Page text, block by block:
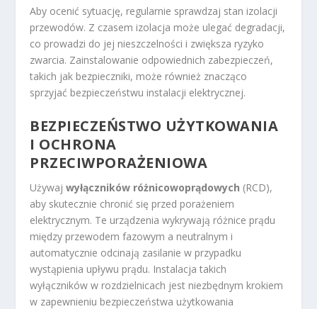
Aby ocenić sytuację, regularnie sprawdzaj stan izolacji
przewodów. Z czasem izolacja może ulegać degradacji,
co prowadzi do jej nieszczelności i zwiększa ryzyko
zwarcia. Zainstalowanie odpowiednich zabezpieczeń,
takich jak bezpieczniki, może również znacząco
sprzyjać bezpieczeństwu instalacji elektrycznej.
BEZPIECZEŃSTWO UŻYTKOWANIA
I OCHRONA
PRZECIWPORAŻENIOWA
Używajwyłączników różnicowoprądowych (RCD),
aby skutecznie chronić się przed porażeniem
elektrycznym. Te urządzenia wykrywają różnice prądu
między przewodem fazowym a neutralnym i
automatycznie odcinają zasilanie w przypadku
wystąpienia upływu prądu. Instalacja takich
wyłączników w rozdzielnicach jest niezbędnym krokiem
w zapewnieniu bezpieczeństwa użytkowania